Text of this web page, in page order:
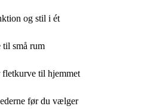
og stil i ét
til små rum
til hjemmet
før du vælger